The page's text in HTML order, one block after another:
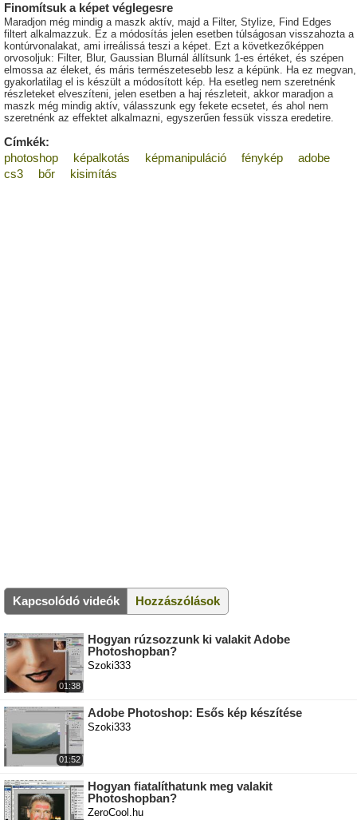
Finomítsuk a képet véglegesre
Maradjon még mindig a maszk aktív, majd a Filter, Stylize, Find Edges
filtert alkalmazzuk. Ez a módosítás jelen esetben túlságosan visszahozta a
kontúrvonalakat, ami irreálissá teszi a képet. Ezt a következőképpen
orvosoljuk: Filter, Blur, Gaussian Blurnál állítsunk 1-es értéket, és szépen
elmossa az éleket, és máris természetesebb lesz a képünk. Ha ez megvan,
gyakorlatilag el is készült a módosított kép. Ha esetleg nem szeretnénk
részleteket elveszíteni, jelen esetben a haj részleteit, akkor maradjon a
maszk még mindig aktív, válasszunk egy fekete ecsetet, és ahol nem
szeretnénk az effektet alkalmazni, egyszerűen fessük vissza eredetire.
Címkék:
photoshop
képalkotás képmanipuláció fénykép
adobe
cs3
bőr kisimítás
Kapcsolódó videók Hozzászólások
01:38
Hogyan rúzsozzunk ki valakit Adobe
Photoshopban?
Szoki333
01:52
Adobe Photoshop: Esős kép készítése
Szoki333
Hogyan fiatalíthatunk meg valakit
Photoshopban?
ZeroCool.hu